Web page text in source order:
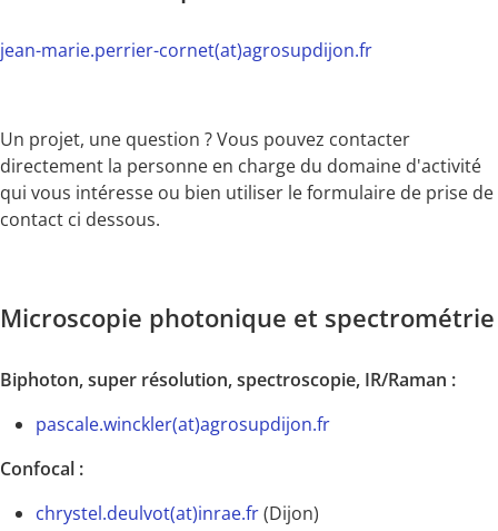
jean-marie.perrier-cornet(at)agrosupdijon.fr
Un projet, une question ? Vous pouvez contacter
directement la personne en charge du domaine d'activité
qui vous intéresse ou bien utiliser le formulaire de prise de
contact ci dessous.
Microscopie photonique et spectrométrie
Biphoton, super résolution, spectroscopie, IR/Raman :
pascale.winckler(at)agrosupdijon.fr
Confocal :
chrystel.deulvot(at)inrae.fr(Dijon)